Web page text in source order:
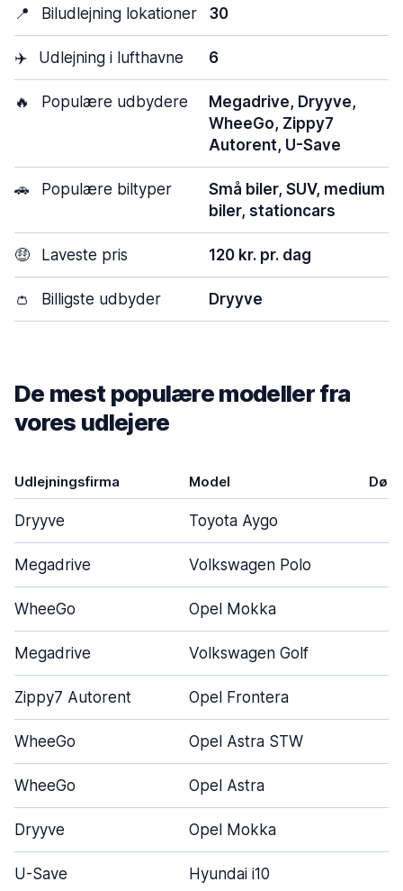
📍 Biludlejning lokationer 30
✈️ Udlejning i lufthavne 6
🔥 Populære udbydere
Megadrive, Dryyve,
WheeGo, Zippy7
Autorent, U-Save
🚗 Populære biltyper
Små biler, SUV, medium
biler, stationcars
🤑 Laveste pris 120 kr. pr. dag
👛 Billigste udbyder Dryyve
De mest populære modeller fra
vores udlejere
Udlejningsfirma Model Døre
Dryyve Toyota Aygo
Megadrive Volkswagen Polo
WheeGo Opel Mokka
Megadrive Volkswagen Golf
Zippy7 Autorent Opel Frontera
WheeGo Opel Astra STW
WheeGo Opel Astra
Dryyve Opel Mokka
U-Save Hyundai i10